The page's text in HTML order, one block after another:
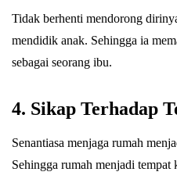
Tidak berhenti mendorong
mendidik anak. Sehingga ia
sebagai seorang ibu.
4. Sikap Terhadap
Senantiasa menjaga rumah
Sehingga rumah menjadi